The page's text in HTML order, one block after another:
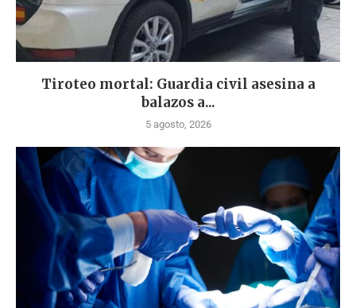
Tiroteo mortal: Guardia civil asesina a
balazos a...
5 agosto, 2026